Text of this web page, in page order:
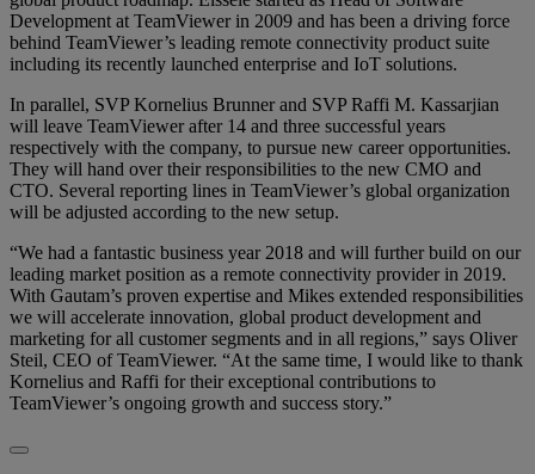
Development at TeamViewer in 2009 and has been a driving force
behind TeamViewer’s leading remote connectivity product suite
including its recently launched enterprise and IoT solutions.
In parallel, SVP Kornelius Brunner and SVP Raffi M. Kassarjian
will leave TeamViewer after 14 and three successful years
respectively with the company, to pursue new career opportunities.
They will hand over their responsibilities to the new CMO and
CTO. Several reporting lines in TeamViewer’s global organization
will be adjusted according to the new setup.
“We had a fantastic business year 2018 and will further build on our
leading market position as a remote connectivity provider in 2019.
With Gautam’s proven expertise and Mikes extended responsibilities
we will accelerate innovation, global product development and
marketing for all customer segments and in all regions,” says Oliver
Steil, CEO of TeamViewer. “At the same time, I would like to thank
Kornelius and Raffi for their exceptional contributions to
TeamViewer’s ongoing growth and success story.”